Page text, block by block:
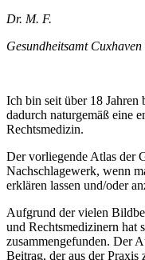
Dr. M. F.
Gesundheitsamt Cuxhaven
Ich bin seit über 18
dadurch naturgemäß eine
Rechtsmedizin.
Der vorliegende Atlas der
Nachschlagewerk, wenn
erklären lassen und/oder
Aufgrund der vielen
und Rechtsmedizinern hat
zusammengefunden. Der
Beitrag, der aus der